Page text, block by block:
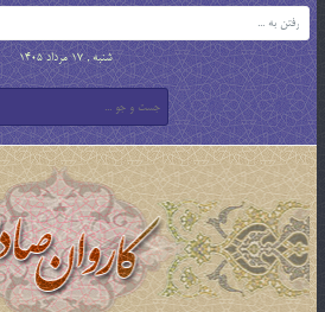
شنبه , 17 مرداد 1405